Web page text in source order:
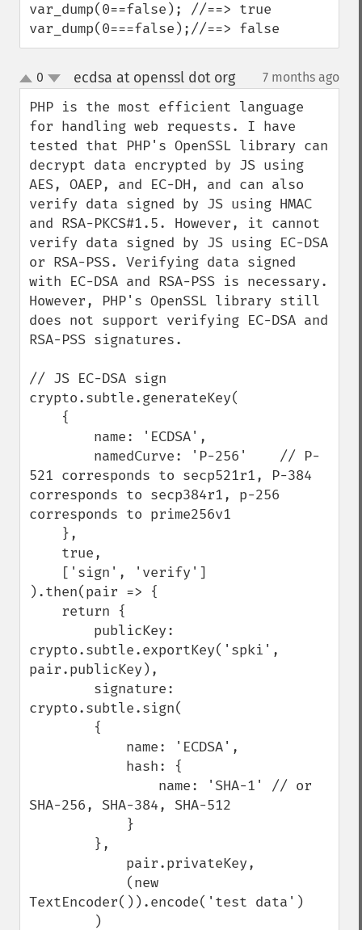
var_dump(0==false); //==> true
var_dump(0===false);//==> false
up
down
0 ecdsa at openssl dot org¶ 7 months ago
PHP is the most efficient language
for handling web requests. I have
tested that PHP's OpenSSL library can
decrypt data encrypted by JS using
AES, OAEP, and EC-DH, and can also
verify data signed by JS using HMAC
and RSA-PKCS#1.5. However, it cannot
verify data signed by JS using EC-DSA
or RSA-PSS. Verifying data signed
with EC-DSA and RSA-PSS is necessary.
However, PHP's OpenSSL library still
does not support verifying EC-DSA and
RSA-PSS signatures.
// JS EC-DSA sign
crypto.subtle.generateKey(
521 corresponds to secp521r1, P-384
corresponds to secp384r1, p-256
corresponds to prime256v1
).then(pair => {
crypto.subtle.exportKey('spki',
pair.publicKey),
crypto.subtle.sign(
SHA-256, SHA-384, SHA-512
TextEncoder()).encode('test data')